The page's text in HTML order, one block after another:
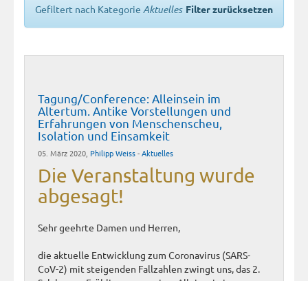
Gefiltert nach Kategorie Aktuelles Filter zurücksetzen
Tagung/Conference: Alleinsein im
Altertum. Antike Vorstellungen und
Erfahrungen von Menschenscheu,
Isolation und Einsamkeit
05. März 2020, Philipp Weiss-Aktuelles
Die Veranstaltung wurde
abgesagt!
Sehr geehrte Damen und Herren,
die aktuelle Entwicklung zum Coronavirus (SARS-
CoV-2) mit steigenden Fallzahlen zwingt uns, das 2.